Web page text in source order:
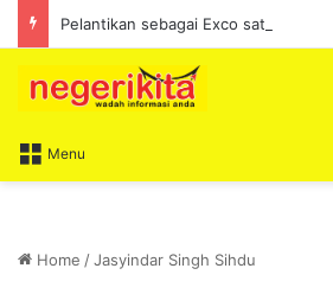
Menu
Home /Jasyindar Singh Sihdu